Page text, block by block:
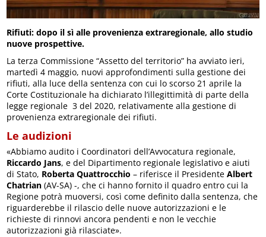
Rifiuti: dopo il sì alle provenienza extraregionale, allo studio
nuove prospettive.
La terza Commissione “Assetto del territorio” ha avviato ieri,
martedì 4 maggio, nuovi approfondimenti sulla gestione dei
rifiuti, alla luce della sentenza con cui lo scorso 21 aprile la
Corte Costituzionale ha dichiarato l’illegittimità di parte della
legge regionale 3 del 2020, relativamente alla gestione di
provenienza extraregionale dei rifiuti.
Le audizioni
«Abbiamo audito i Coordinatori dell’Avvocatura regionale,
Riccardo Jans, e del Dipartimento regionale legislativo e aiuti
di Stato, Roberta Quattrocchio – riferisce il PresidenteAlbert
Chatrian (AV-SA) -, che ci hanno fornito il quadro entro cui la
Regione potrà muoversi, così come definito dalla sentenza, che
riguarderebbe il rilascio delle nuove autorizzazioni e le
richieste di rinnovi ancora pendenti e non le vecchie
autorizzazioni già rilasciate».